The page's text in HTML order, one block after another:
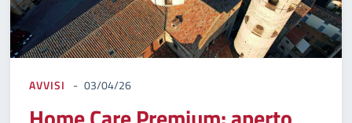
AVVISI 03/04/26